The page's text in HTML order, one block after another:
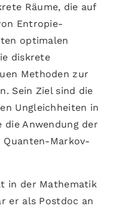
Räume, die auf
Entropie-
optimalen
diskrete
Methoden zur
Sein Ziel sind die
Ungleichheiten in
Anwendung der
Quanten-Markov-
in der Mathematik
er als Postdoc an